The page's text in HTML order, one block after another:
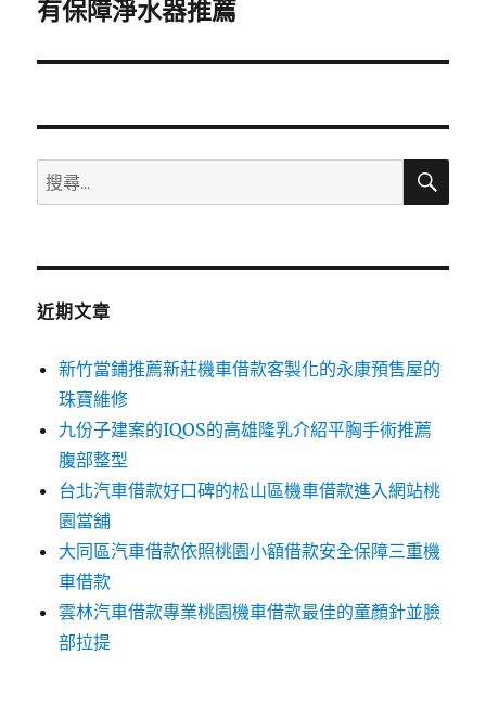
一
文
有保障淨水器推薦
搜
尋
鍵
搜
近期文章
新竹當鋪推薦新莊機車借款客製化的永康預售屋的
珠寶維修
九份子建案的IQOS的高雄隆乳介紹平胸手術推薦
腹部整型
台北汽車借款好口碑的松山區機車借款進入網站桃
園當舖
大同區汽車借款依照桃園小額借款安全保障三重機
車借款
雲林汽車借款專業桃園機車借款最佳的童顏針並臉
部拉提